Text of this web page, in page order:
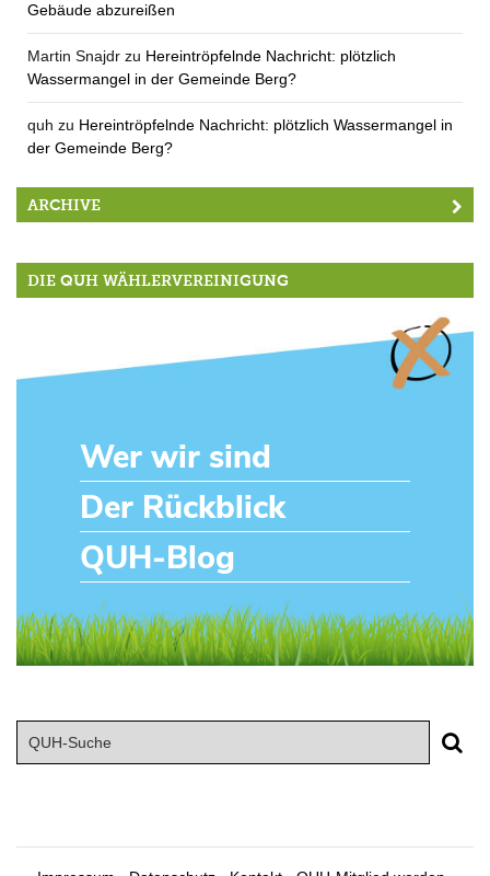
Gebäude abzureißen
Martin Snajdr zu Hereintröpfelnde Nachricht: plötzlich
Wassermangel in der Gemeinde Berg?
quh zu Hereintröpfelnde Nachricht: plötzlich Wassermangel in
der Gemeinde Berg?
ARCHIVE
DIE QUH WÄHLERVEREINIGUNG
Wer wir sind
Der Rückblick
QUH-Blog